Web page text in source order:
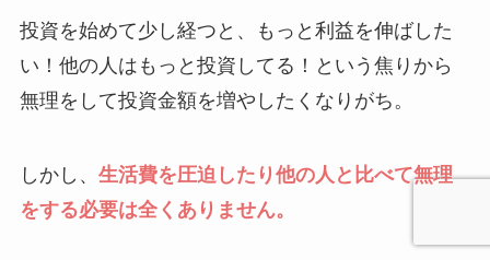
投資を始めて少し経つと、もっと利益を伸ばした
い！他の人はもっと投資してる！という焦りから
無理をして投資金額を増やしたくなりがち。
しかし、 生活費を圧迫したり他の人と比べて無理
をする必要は全くありません。